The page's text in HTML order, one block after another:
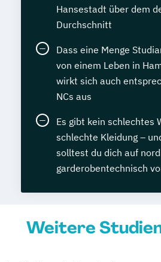
Hansestadt über dem
Durchschnitt
Dass eine Menge
von einem Leben in
wirkt sich auch
NCs aus
Es gibt kein schlechtes
schlechte Kleidung –
solltest du dich auf
garderobentechnisch
Weitere